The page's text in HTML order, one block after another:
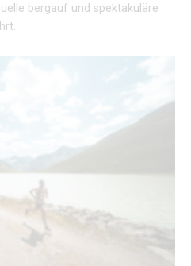
bergauf und spektakuläre